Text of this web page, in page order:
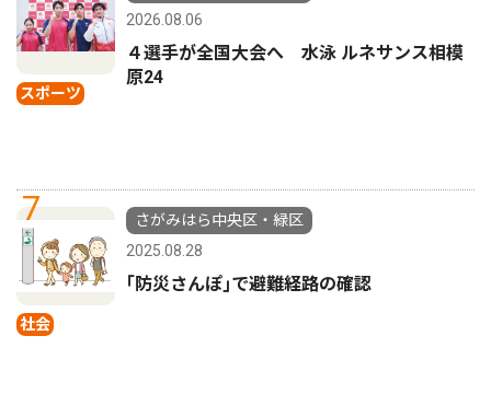
スポーツ
2026.08.06
４選手が全国大会へ 水泳 ルネサンス相模
原24
7
社会
さがみはら中央区・緑区
2025.08.28
｢防災さんぽ｣で避難経路の確認